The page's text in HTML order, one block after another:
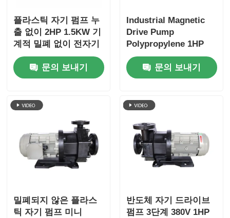
플라스틱 자기 펌프 누
출 없이 2HP 1.5KW 기
계적 밀폐 없이 전자기
펌프
문의 보내기
Industrial Magnetic
Drive Pump
Polypropylene 1HP
0.75KW Leak-Proof
Diluted Acid Transfer
Pump
문의 보내기
밀폐되지 않은 플라스
틱 자기 펌프 미니
반도체 자기 드라이브
펌프 3단계 380V 1HP